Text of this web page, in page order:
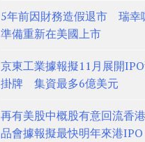
5年前因財務造假退市 瑞幸
準備重新在美國上市
京東工業據報擬11月展開
掛牌 集資最多6億美元
再有美股中概股有意回流香
品會據報擬最快明年來港